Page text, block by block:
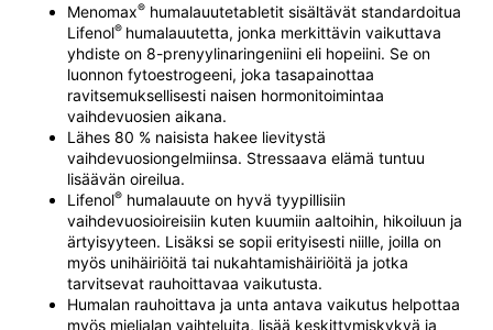
Menomax® humalauutetabletit sisältävät standardoitua
Lifenol® humalauutetta, jonka merkittävin vaikuttava
yhdiste on 8-prenyylinaringeniini eli hopeiini. Se on
luonnon fytoestrogeeni, joka tasapainottaa
ravitsemuksellisesti naisen hormonitoimintaa
vaihdevuosien aikana.
Lähes 80 % naisista hakee lievitystä
vaihdevuosiongelmiinsa. Stressaava elämä tuntuu
lisäävän oireilua.
Lifenol® humalauute on hyvä tyypillisiin
vaihdevuosioireisiin kuten kuumiin aaltoihin, hikoiluun ja
ärtyisyyteen. Lisäksi se sopii erityisesti niille, joilla on
myös unihäiriöitä tai nukahtamishäiriöitä ja jotka
tarvitsevat rauhoittavaa vaikutusta.
Humalan rauhoittava ja unta antava vaikutus helpottaa
myös mielialan vaihteluita, lisää keskittymiskykyä ja